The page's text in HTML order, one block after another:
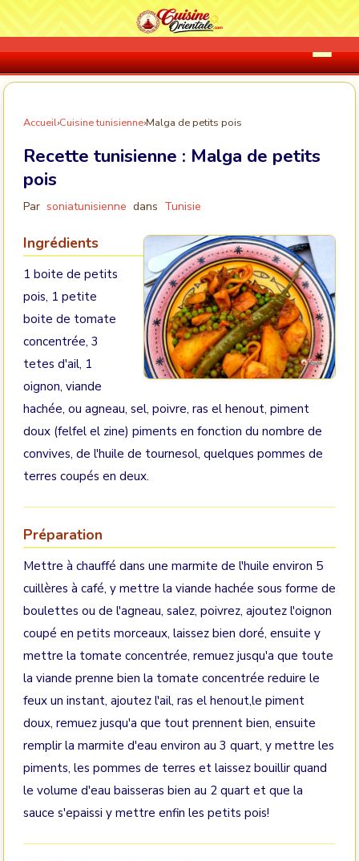
Accueil›Cuisine tunisienne›Malga de petits pois
Recette tunisienne : Malga de petits
pois
Par soniatunisienne dans Tunisie
Ingrédients
1 boite de petits
pois, 1 petite
boite de tomate
concentrée, 3
tetes d'ail, 1
oignon, viande
hachée, ou agneau, sel, poivre, ras el henout, piment
doux (felfel el zine) piments en fonction du nombre de
convives, de l'huile de tournesol, quelques pommes de
terres coupés en deux.
Préparation
Mettre à chauffé dans une marmite de l'huile environ 5
cuillères à café, y mettre la viande hachée sous forme de
boulettes ou de l'agneau, salez, poivrez, ajoutez l'oignon
coupé en petits morceaux, laissez bien doré, ensuite y
mettre la tomate concentrée, remuez jusqu'a que toute
la viande prenne bien la tomate concentrée reduire le
feux un instant, ajoutez l'ail, ras el henout,le piment
doux, remuez jusqu'a que tout prennent bien, ensuite
remplir la marmite d'eau environ au 3 quart, y mettre les
piments, les pommes de terres et laissez bouillir quand
le volume d'eau baisseras bien au 2 quart et que la
sauce s'epaissi y mettre enfin les petits pois!